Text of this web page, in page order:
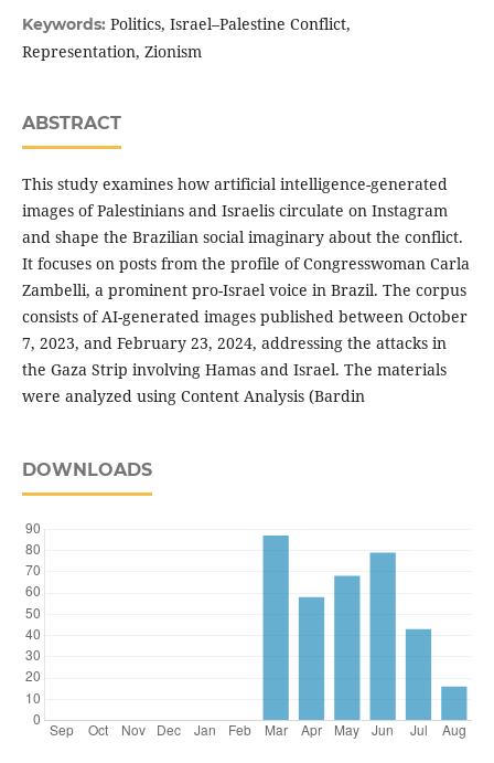
Keywords: Politics, Israel–Palestine Conflict,
Representation, Zionism
ABSTRACT
This study examines how artificial intelligence-generated
images of Palestinians and Israelis circulate on Instagram
and shape the Brazilian social imaginary about the conflict.
It focuses on posts from the profile of Congresswoman Carla
Zambelli, a prominent pro-Israel voice in Brazil. The corpus
consists of AI-generated images published between October
7, 2023, and February 23, 2024, addressing the attacks in
the Gaza Strip involving Hamas and Israel. The materials
were analyzed using Content Analysis (Bardin
DOWNLOADS